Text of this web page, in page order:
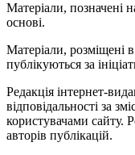
Матеріали, позначені
основі.
Матеріали, розміщені
публікуються за
Редакція інтернет-
відповідальності за
користувачами сайту.
авторів публікацій.